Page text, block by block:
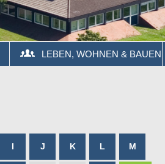
LEBEN, WOHNEN & BAUEN
I J K L M